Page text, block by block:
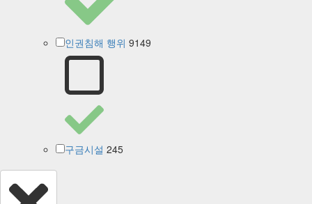
인권침해 행위 9149
구금시설 245